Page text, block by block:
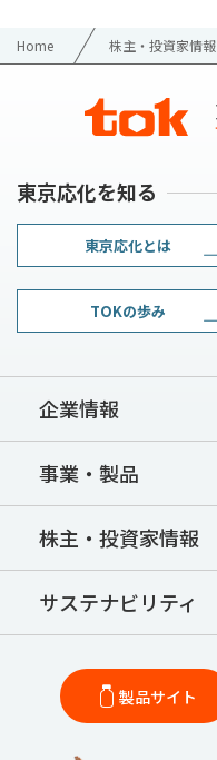
Home 株主・投資家情報
製品サイト
東京応化を知る
東京応化とは
TOKの歩み
企業情報
事業・製品
株主・投資家情報
サステナビリティ